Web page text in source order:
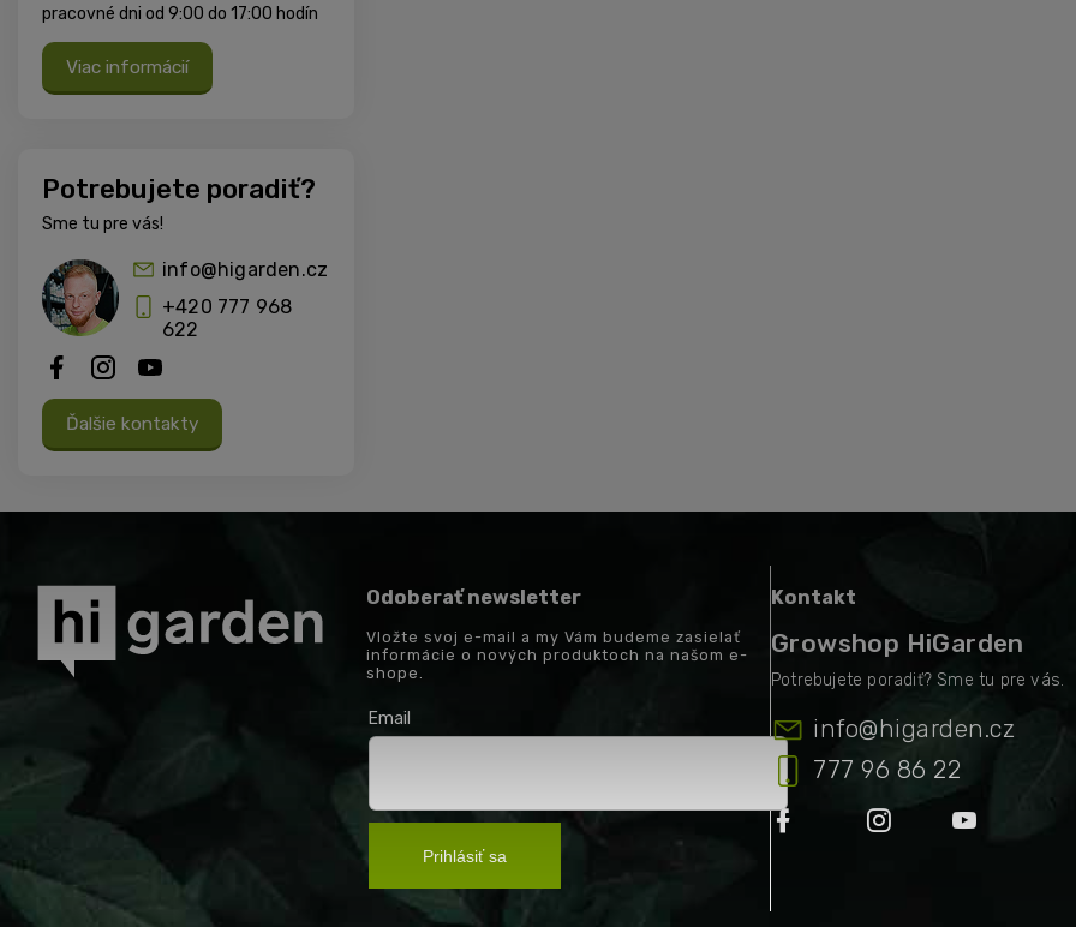
pracovné dni od 9:00 do 17:00 hodín
Viac informácií
Potrebujete poradiť?
Sme tu pre vás!
info@higarden.cz
+420 777 968
622
Ďalšie kontakty
Odoberať newsletter
Vložte svoj e-mail a my Vám budeme zasielať
informácie o nových produktoch na našom e-
shope.
Email
Prihlásiť sa
Kontakt
Growshop HiGarden
info@higarden.cz
777 96 86 22